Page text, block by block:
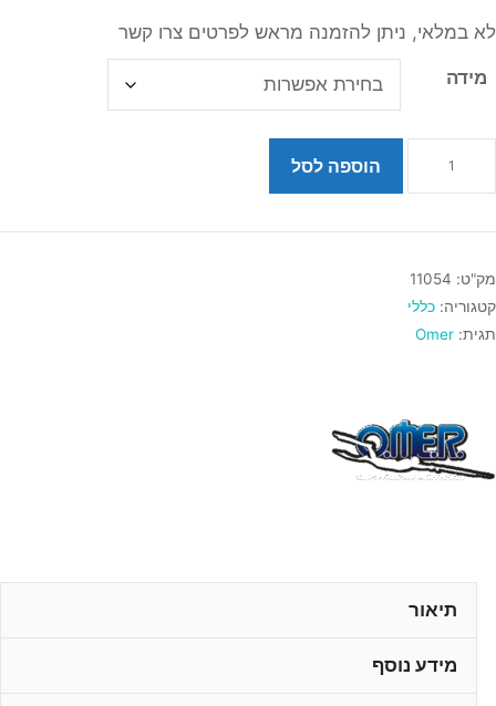
לא במלאי, ניתן להזמנה מראש לפרטים צרו קשר
מידה
של
לנשים
Explorer
הוספה לסל
מק"ט: 11054
קטגוריה: כללי
תגית: Omer
תיאור
מידע נוסף